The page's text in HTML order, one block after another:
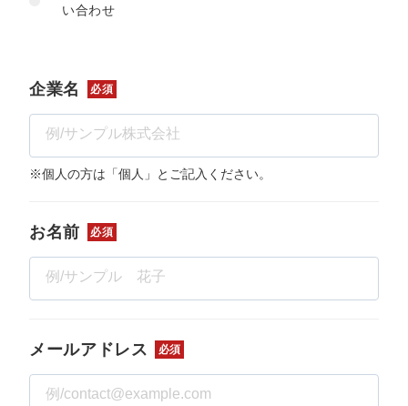
代表メッセージ（岩野圭佑）
取締役メッセージ（株本祐己）
動画ディレクター
正社員
マーケマネージャー
い合わせ
企業名 必須
※個人の方は「個人」とご記入ください。
お名前 必須
メールアドレス 必須